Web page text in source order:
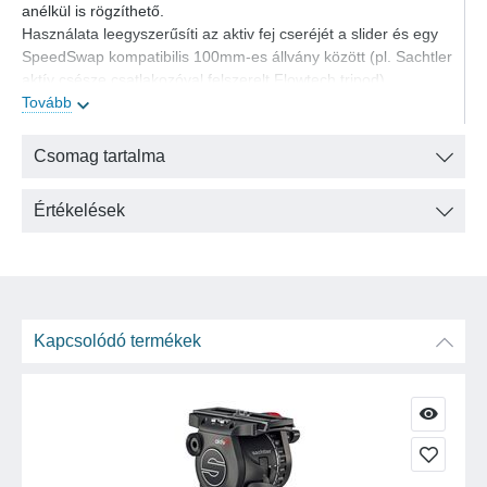
anélkül is rögzíthető.
Használata leegyszerűsíti az aktiv fej cseréjét a slider és egy
SpeedSwap kompatibilis 100mm-es állvány között (pl. Sachtler
aktív csésze csatlakozóval felszerelt Flowtech tripod).
Sachtler aktiv fej / slider adapter, 100mm műszaki adatok
Magasság: 37 mm
Tömeg: 0,2 kg
Tovább
Csomag tartalma
Értékelések
Kapcsolódó termékek